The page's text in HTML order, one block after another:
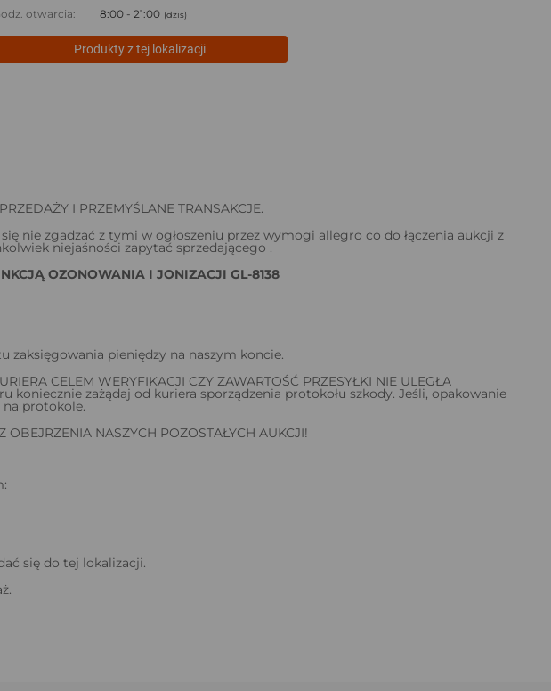
otwarcia:
8:00 - 21:00 (dziś)
Produkty z tej lokalizacji
I PRZEMYŚLANE TRANSAKCJE.
nie zgadzać z tymi w ogłoszeniu przez wymogi allegro co do łączenia aukcji z
niejaśności zapytać sprzedającego .
OZONOWANIA I JONIZACJI GL-8138
zaksięgowania pieniędzy na naszym koncie.
CELEM WERYFIKACJI CZY ZAWARTOŚĆ PRZESYŁKI NIE ULEGŁA
koniecznie zażądaj od kuriera sporządzenia protokołu szkody. Jeśli, opakowanie
na protokole.
NASZYCH POZOSTAŁYCH AUKCJI!
się do tej lokalizacji.